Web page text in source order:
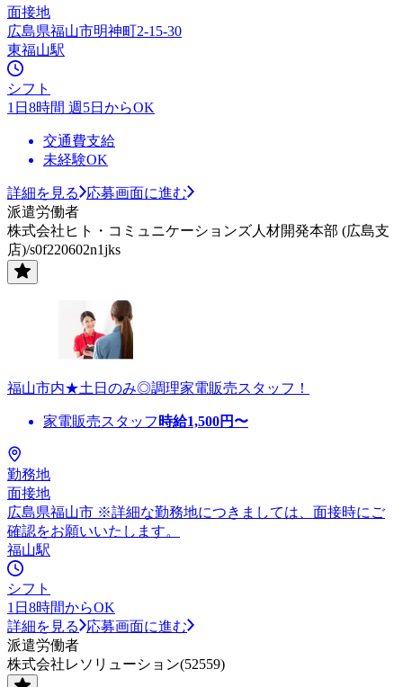
面接地
広島県福山市明神町2-15-30
東福山駅
シフト
1日8時間 週5日からOK
交通費支給
未経験OK
詳細を見る
応募画面に進む
派遣労働者
株式会社ヒト・コミュニケーションズ人材開発本部 (広島支
店)/s0f220602n1jks
福山市内★土日のみ◎調理家電販売スタッフ！
家電販売スタッフ 時給1,500円〜
勤務地
面接地
広島県福山市 ※詳細な勤務地につきましては、面接時にご
確認をお願いいたします。
福山駅
シフト
1日8時間からOK
詳細を見る
応募画面に進む
派遣労働者
株式会社レソリューション(52559)